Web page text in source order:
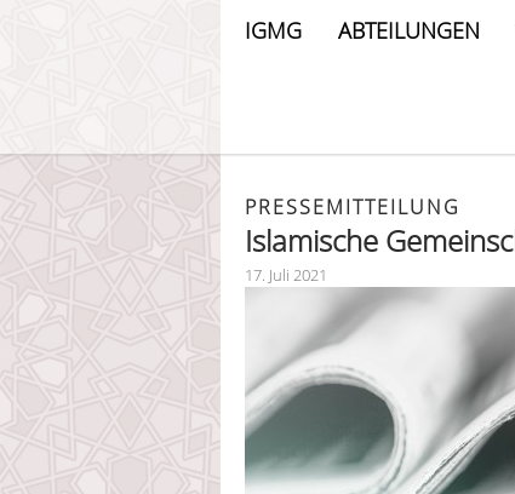
IGMG ABTEILUNGEN
PRESSEMITTEILUNG
Islamische
17. Juli 2021